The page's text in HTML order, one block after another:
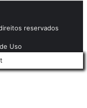
reservados
Uso